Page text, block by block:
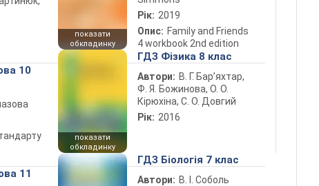
показати
обкладинку
Рік: 2019
Опис: Family and Friends
4 workbook 2nd edition
10
показати
обкладинку
ГДЗ Фізика 8 клас
Автори: В. Г. Бар’яхтар,
Ф. Я. Божинова, О. О.
Кірюхіна, С. О. Довгий
Рік: 2016
11
ГДЗ Біологія 7 клас
Автори: В. І. Соболь